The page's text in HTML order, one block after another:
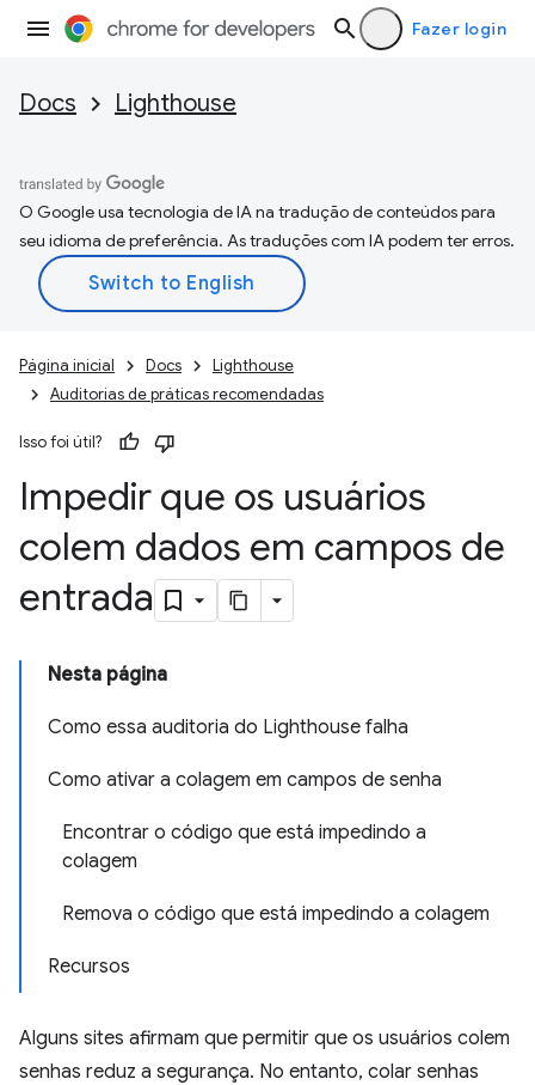
Fazer login
Docs Lighthouse
O Google usa tecnologia de IA na tradução de conteúdos para
seu idioma de preferência. As traduções com IA podem ter erros.
Página inicial Docs
Lighthouse
Auditorias de práticas recomendadas
Isso foi útil?
Impedir que os usuários
colem dados em campos de
entrada
Nesta página
Como essa auditoria do Lighthouse falha
Como ativar a colagem em campos de senha
Encontrar o código que está impedindo a
colagem
Remova o código que está impedindo a colagem
Recursos
Alguns sites afirmam que permitir que os usuários colem
senhas reduz a segurança. No entanto, colar senhas